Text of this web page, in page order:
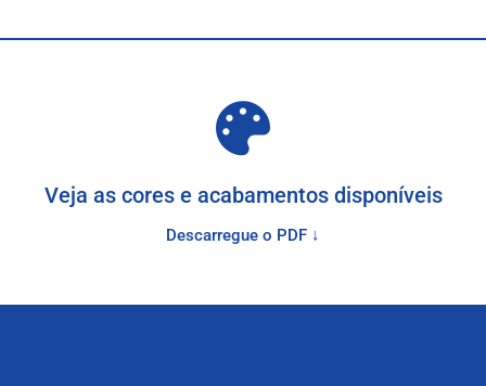
Veja as cores e acabamentos disponíveis
Descarregue o PDF ↓